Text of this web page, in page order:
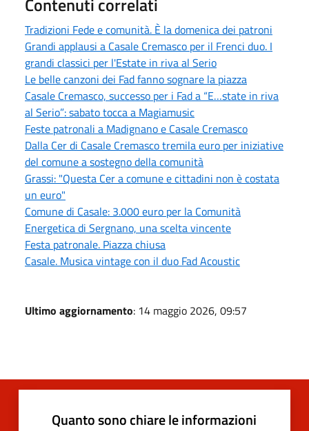
Tradizioni Fede e comunità. È la domenica dei patroni
Grandi applausi a Casale Cremasco per il Frenci duo. I
grandi classici per l'Estate in riva al Serio
Le belle canzoni dei Fad fanno sognare la piazza
Casale Cremasco, successo per i Fad a “E…state in riva
al Serio”: sabato tocca a Magiamusic
Feste patronali a Madignano e Casale Cremasco
Dalla Cer di Casale Cremasco tremila euro per iniziative
del comune a sostegno della comunità
Grassi: "Questa Cer a comune e cittadini non è costata
un euro"
Comune di Casale: 3.000 euro per la Comunità
Energetica di Sergnano, una scelta vincente
Festa patronale. Piazza chiusa
Casale. Musica vintage con il duo Fad Acoustic
Ultimo aggiornamento: 14 maggio 2026, 09:57
Quanto sono chiare le informazioni